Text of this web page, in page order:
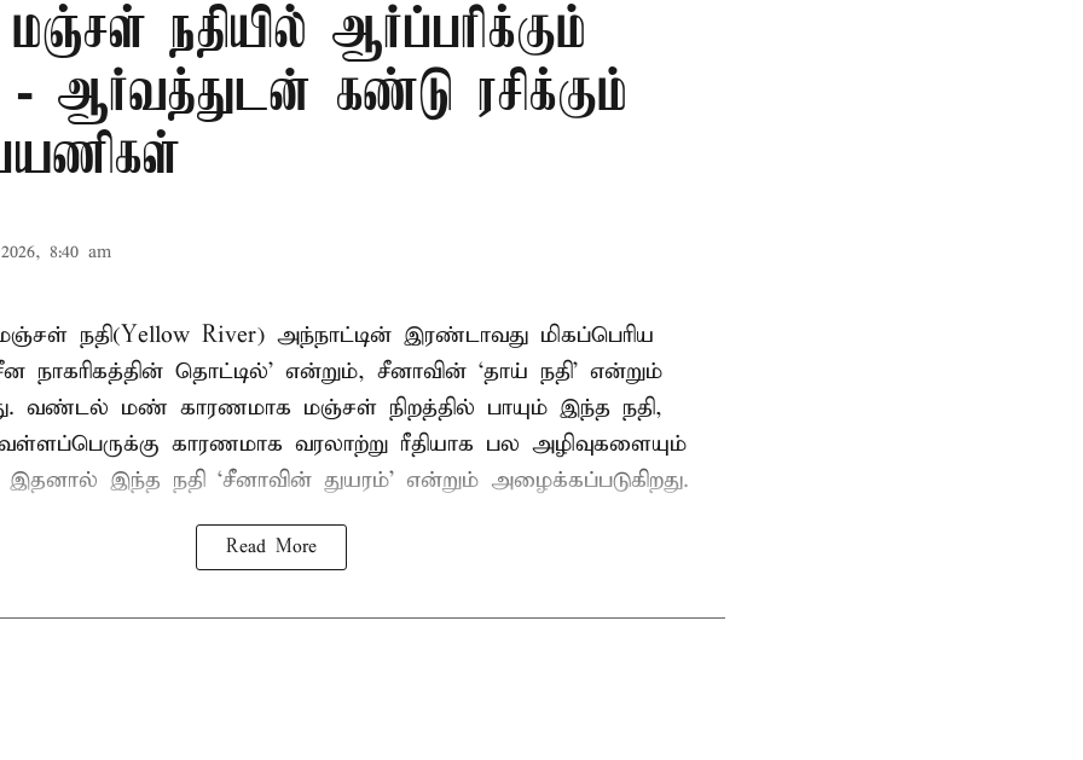
நதியில் ஆர்ப்பரிக்கும்
ஆர்வத்துடன் கண்டு ரசிக்கும்
பயணிகள்
8:40 am
நதி(Yellow River) அந்நாட்டின் இரண்டாவது மிகப்பெரிய
நாகரிகத்தின் தொட்டில்’ என்றும், சீனாவின் ‘தாய் நதி’ என்றும்
வண்டல் மண் காரணமாக மஞ்சள் நிறத்தில் பாயும் இந்த நதி,
காரணமாக வரலாற்று ரீதியாக பல அழிவுகளையும்
இதனால் இந்த நதி ‘சீனாவின் துயரம்’ என்றும் அழைக்கப்படுகிறது.
Read More